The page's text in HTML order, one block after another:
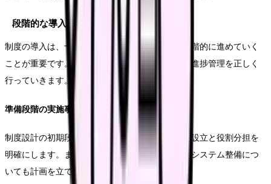
段階的な導入のステップ
制度の導入は、十分な準備期間を設けた上で、段階的に進めていく
ことが重要です。各ステップにおける目標設定と進捗管理を正しく
行っていきます。
準備段階の実施事項
制度設計の初期段階では、プロジェクトチームの設立と役割分担を
明確にします。また、関係部門との調整や必要なシステム整備につ
いても計画を立てます。